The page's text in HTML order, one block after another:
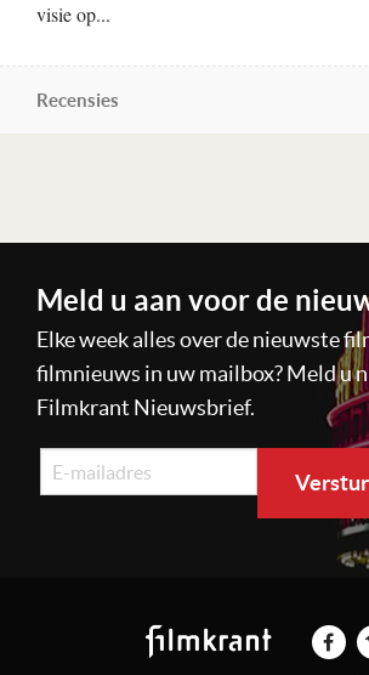
visie op...
Recensies
Meld u aan voor de
Elke week alles over de nieuwste
filmnieuws in uw mailbox? Meld u
Filmkrant Nieuwsbrief.